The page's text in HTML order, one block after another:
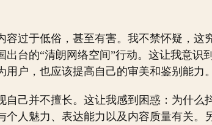
过于低俗，甚至有害。我不禁怀疑，这
出台的“清朗网络空间”行动。这让我意识
用户，也应该提高自己的审美和鉴别能力。
己并不擅长。这让我感到困惑：为什么
人魅力、表达能力以及内容质量有关。